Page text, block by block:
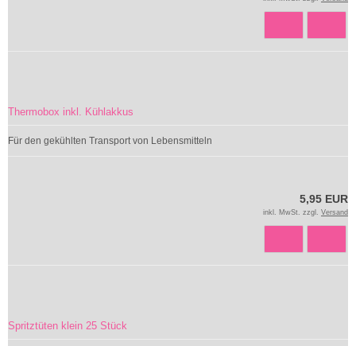
Thermobox inkl. Kühlakkus
Für den gekühlten Transport von Lebensmitteln
5,95 EUR
inkl. MwSt. zzgl. Versand
Spritztüten klein 25 Stück